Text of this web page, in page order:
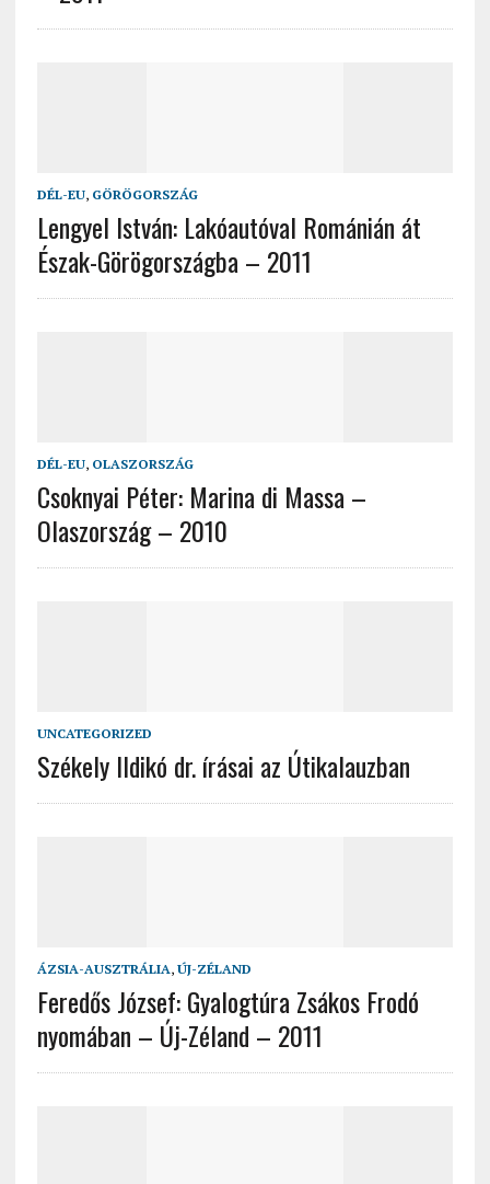
DÉL-EU, GÖRÖGORSZÁG
Lengyel István: Lakóautóval Románián át
Észak-Görögországba – 2011
DÉL-EU, OLASZORSZÁG
Csoknyai Péter: Marina di Massa –
Olaszország – 2010
UNCATEGORIZED
Székely Ildikó dr. írásai az Útikalauzban
ÁZSIA-AUSZTRÁLIA, ÚJ-ZÉLAND
Feredős József: Gyalogtúra Zsákos Frodó
nyomában – Új-Zéland – 2011